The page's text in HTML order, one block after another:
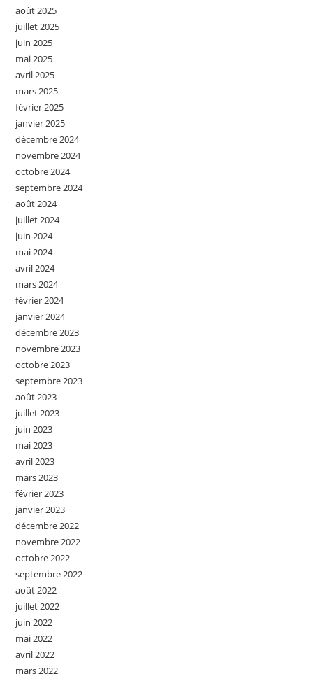
août 2025
juillet 2025
juin 2025
mai 2025
avril 2025
mars 2025
février 2025
janvier 2025
décembre 2024
novembre 2024
octobre 2024
septembre 2024
août 2024
juillet 2024
juin 2024
mai 2024
avril 2024
mars 2024
février 2024
janvier 2024
décembre 2023
novembre 2023
octobre 2023
septembre 2023
août 2023
juillet 2023
juin 2023
mai 2023
avril 2023
mars 2023
février 2023
janvier 2023
décembre 2022
novembre 2022
octobre 2022
septembre 2022
août 2022
juillet 2022
juin 2022
mai 2022
avril 2022
mars 2022